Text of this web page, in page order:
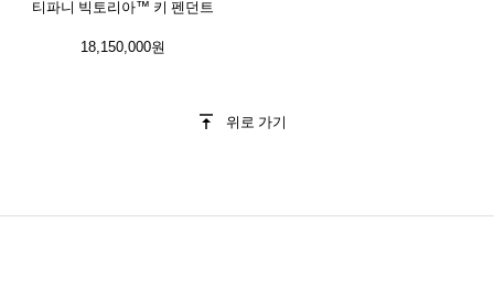
티파니 빅토리아™ 키 펜던트
18,150,000원
위로 가기